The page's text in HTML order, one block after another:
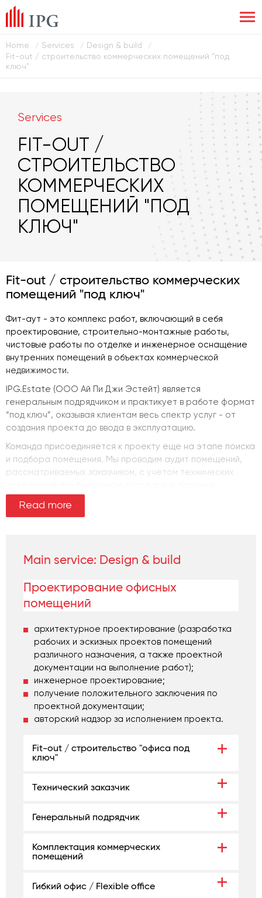
Home / Services / Design & build /
Fit-out / строительство коммерческих помещений "под
ключ"
Services
FIT-OUT /
СТРОИТЕЛЬСТВО
КОММЕРЧЕСКИХ
ПОМЕЩЕНИЙ "ПОД
КЛЮЧ"
Fit-out / строительство коммерческих
помещений "под ключ"
Фит-аут - это комплекс работ, включающий в себя
проектирование, строительно-монтажные работы,
чистовые работы по отделке и инженерное оснащение
внутренних помещений в объектах коммерческой
недвижимости.
IPG.Estate (ООО Ай Пи Джи Эстейт) является
генеральным подрядчиком и практикует в работе формат
“под ключ”, оказывая клиентам весь спектр услуг - от
создания проекта до ввода в эксплуатацию.
Команда присоединяется к проекту еще на этапе поиска
и подбора помещения. Мы проводим аудит помещений,
рассматриваемых заказчиком, с учетом технических
помещений создаем тестовую планировку, таким
образом мы помогаем заказчику определиться с
Read more
Main service: Design & build
Проектирование офисных
помещений
архитектурное проектирование (разработка
рабочих и эскизных проектов помещений
различного назначения, а также проектной
документации на выполнение работ);
инженерное проектирование;
получение положительного заключения по
проектной документации;
авторский надзор за исполнением проекта.
Fit-out / строительство "офиса под
ключ"
Технический заказчик
Генеральный подрядчик
Комплектация коммерческих
помещений
Гибкий офис / Flexible office